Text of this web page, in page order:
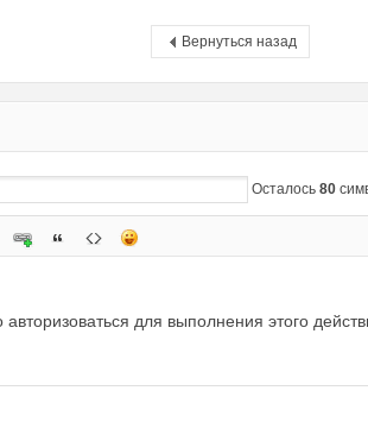
Вернуться назад
Осталось 80
для выполнения этого